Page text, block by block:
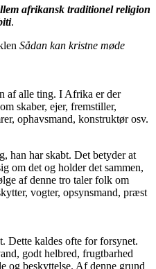
afrikansk traditionel religion
.
Sådan kan kristne møde
af alle ting. I Afrika er der
skaber, ejer, fremstiller,
ophavsmand, konstruktør osv.
han har skabt. Det betyder at
om det og holder det sammen,
af denne tro taler folk om
vogter, opsynsmand, præst
Dette kaldes ofte for forsynet.
godt helbred, frugtbarhed
og beskyttelse. Af denne grund